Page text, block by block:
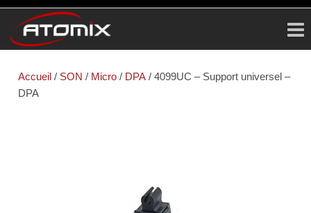
Accueil / SON / Micro / DPA / 4099UC – Support universel –
DPA